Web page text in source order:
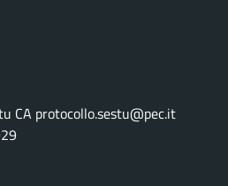
CA protocollo.sestu@pec.it